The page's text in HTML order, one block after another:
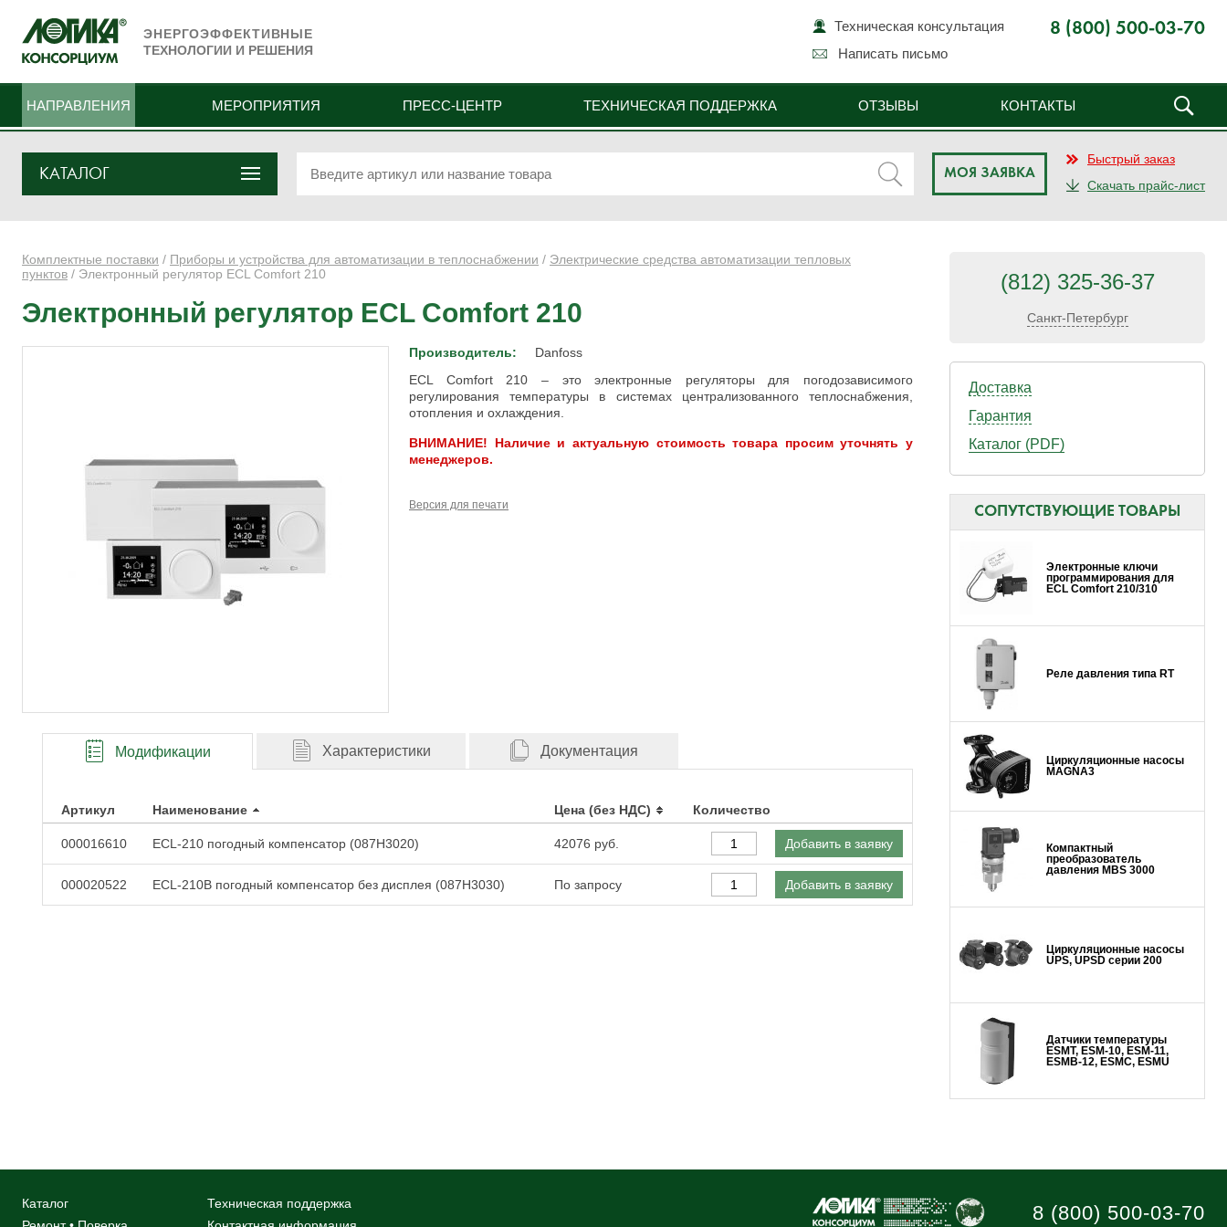
ЭНЕРГОЭФФЕКТИВНЫЕ
ТЕХНОЛОГИИ И РЕШЕНИЯ
8 (800) 500-03-70
Техническая консультация
Написать письмо
НАПРАВЛЕНИЯ МЕРОПРИЯТИЯ ПРЕСС-ЦЕНТР ТЕХНИЧЕСКАЯ ПОДДЕРЖКА ОТЗЫВЫ КОНТАКТЫ
КАТАЛОГ МОЯ ЗАЯВКА
Быстрый заказ
Скачать прайс-лист
Комплектные поставки / Приборы и устройства для автоматизации в теплоснабжении / Электрические средства автоматизации тепловых
пунктов / Электронный регулятор ECL Comfort 210
Электронный регулятор ECL Comfort 210
Производитель:
Danfoss
ECL Comfort 210 – это электронные регуляторы для погодозависимого
регулирования температуры в системах централизованного теплоснабжения,
отопления и охлаждения.
ВНИМАНИЕ! Наличие и актуальную стоимость товара просим уточнять у
менеджеров.
Версия для печати
Модификации Характеристики Документация
Артикул Наименование Цена (без НДС) Количество
000016610 ECL-210 погодный компенсатор (087H3020) 42076 Добавить в заявку
000020522 ECL-210B погодный компенсатор без дисплея (087H3030) По запросу Добавить в заявку
(812) 325-36-37
Санкт-Петербург
Доставка
Гарантия
Каталог (PDF)
СОПУТСТВУЮЩИЕ ТОВАРЫ
Электронные ключи
программирования для
ECL Comfort 210/310
Реле давления типа RT
Циркуляционные насосы
MAGNA3
Компактный
преобразователь
давления MBS 3000
Циркуляционные насосы
UPS, UPSD серии 200
Датчики температуры
ESMT, ESM-10, ESM-11,
ESMB-12, ESMC, ESMU
Каталог
Техническая поддержка
8 (800) 500-03-70